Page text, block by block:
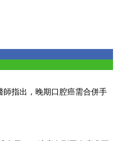
師指出，晚期口腔癌需合併手